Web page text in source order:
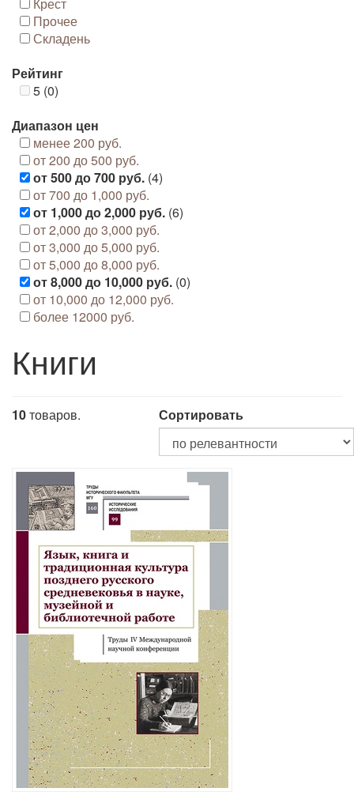
Прочее
Складень
Рейтинг
5 (0)
Диапазон цен
менее 200 руб.
от 200 до 500 руб.
от 500 до 700 руб. (4)
от 700 до 1,000 руб.
от 1,000 до 2,000 руб. (6)
от 2,000 до 3,000 руб.
от 3,000 до 5,000 руб.
от 5,000 до 8,000 руб.
от 8,000 до 10,000 руб. (0)
от 10,000 до 12,000 руб.
более 12000 руб.
Книги
10товаров. Сортировать